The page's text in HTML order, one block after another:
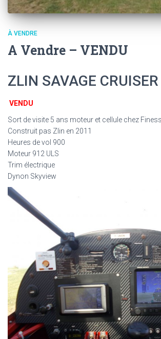
À VENDRE
A Vendre – VENDU
ZLIN SAVAGE CRUISER
VENDU
Sort de visite 5 ans moteur et cellule chez
Construit pas Zlin en 2011
Heures de vol 900
Moteur 912 ULS
Trim électrique
Dynon Skyview